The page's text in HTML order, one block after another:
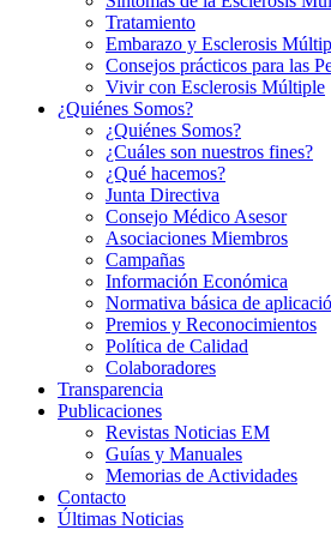
Tratamiento
Embarazo y Esclerosis
Consejos prácticos para las
Vivir con Esclerosis Múltiple
¿Quiénes Somos?
¿Quiénes Somos?
¿Cuáles son nuestros fines?
¿Qué hacemos?
Junta Directiva
Consejo Médico Asesor
Asociaciones Miembros
Campañas
Información Económica
Normativa básica de
Premios y Reconocimientos
Política de Calidad
Colaboradores
Transparencia
Publicaciones
Revistas Noticias EM
Guías y Manuales
Memorias de Actividades
Contacto
Últimas Noticias